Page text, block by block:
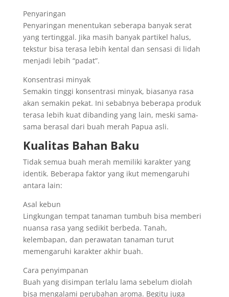
Penyaringan
Penyaringan menentukan seberapa banyak serat
yang tertinggal. Jika masih banyak partikel halus,
tekstur bisa terasa lebih kental dan sensasi di lidah
menjadi lebih “padat”.
Konsentrasi minyak
Semakin tinggi konsentrasi minyak, biasanya rasa
akan semakin pekat. Ini sebabnya beberapa produk
terasa lebih kuat dibanding yang lain, meski sama-
sama berasal dari buah merah Papua asli.
Kualitas Bahan Baku
Tidak semua buah merah memiliki karakter yang
identik. Beberapa faktor yang ikut memengaruhi
antara lain:
Asal kebun
Lingkungan tempat tanaman tumbuh bisa memberi
nuansa rasa yang sedikit berbeda. Tanah,
kelembapan, dan perawatan tanaman turut
memengaruhi karakter akhir buah.
Cara penyimpanan
Buah yang disimpan terlalu lama sebelum diolah
bisa mengalami perubahan aroma. Begitu juga